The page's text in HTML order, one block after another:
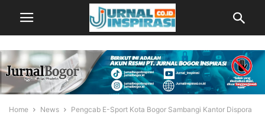
Home News Pengcab E-Sport Kota Bogor Sambangi Kantor Dispora